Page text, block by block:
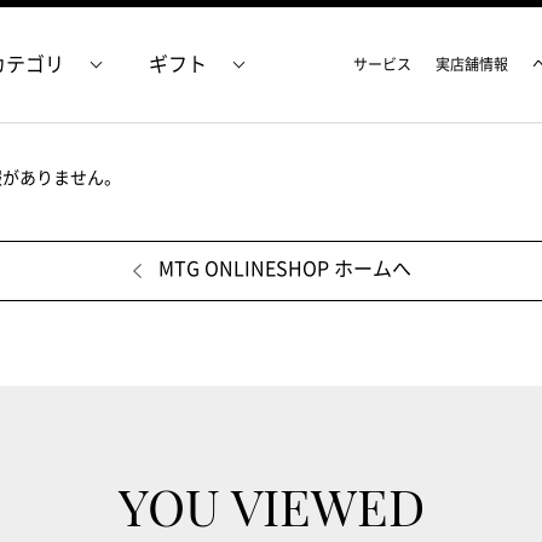
テゴリ ギフト サービス 実店舗情報
ありません。
MTG ONLINESHOP ホームへ
YOU VIEWED